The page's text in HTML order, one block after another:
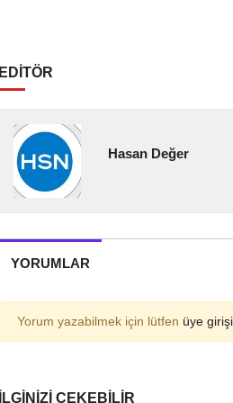
EDİTÖR
Hasan Değer
YORUMLAR
Yorum yazabilmek için lütfen üye girişi
İLGINIZI ÇEKEBILIR